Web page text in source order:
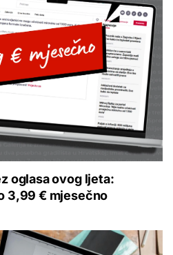
oglasa ovog ljeta:
3,99 € mjesečno